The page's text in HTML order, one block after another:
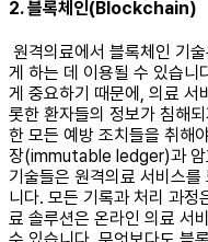
2. 블록체인(Blockchain)
원격의료에서 블록체인 기
게 하는 데 이용될 수 있습니
게 중요하기 때문에, 의료 서
롯한 환자들의 정보가 침해
한 모든 예방 조치들을 취해
장(immutable ledger)과 암
기술들은 원격의료 서비스
니다. 모든 기록과 처리 과정
료 솔루션은 온라인 의료 서